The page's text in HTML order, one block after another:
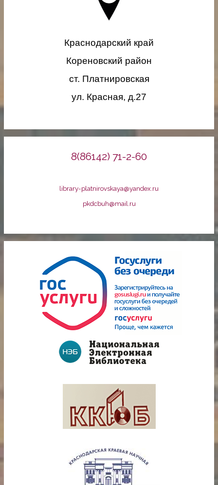
Краснодарский край
Кореновский район
ст. Платнировская
ул. Красная, д.27
8(86142) 71-2-60
library-platnirovskaya@yandex.ru
pkdcbuh@mail.ru